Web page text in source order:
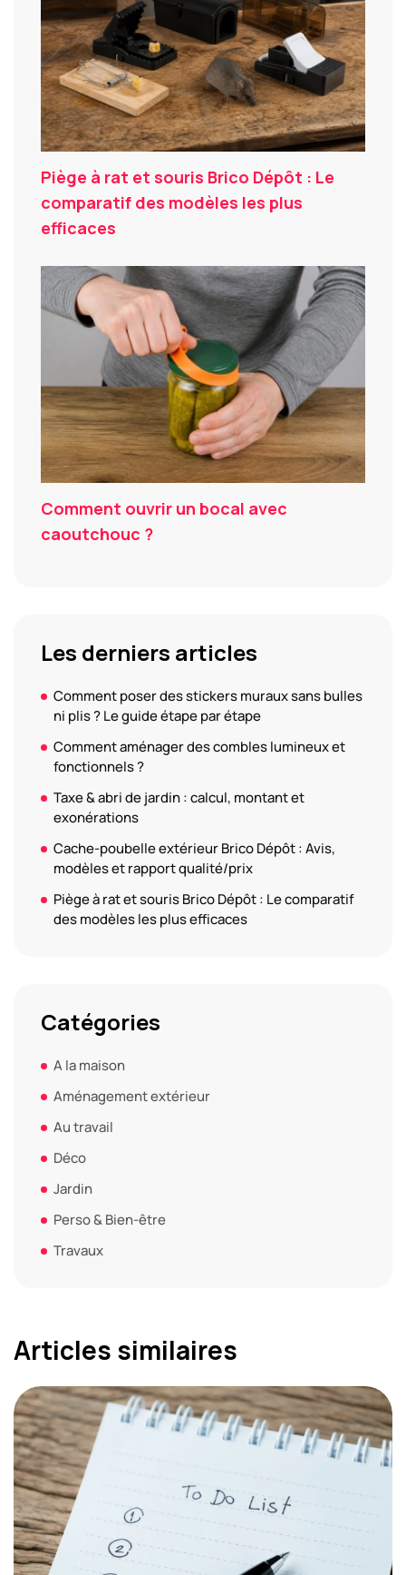
Piège à rat et souris Brico Dépôt : Le
comparatif des modèles les plus
efficaces
Comment ouvrir un bocal avec
caoutchouc ?
Les derniers articles
Comment poser des stickers muraux sans bulles
ni plis ? Le guide étape par étape
Comment aménager des combles lumineux et
fonctionnels ?
Taxe & abri de jardin : calcul, montant et
exonérations
Cache-poubelle extérieur Brico Dépôt : Avis,
modèles et rapport qualité/prix
Piège à rat et souris Brico Dépôt : Le comparatif
des modèles les plus efficaces
Catégories
A la maison
Aménagement extérieur
Au travail
Déco
Jardin
Perso & Bien-être
Travaux
Articles similaires